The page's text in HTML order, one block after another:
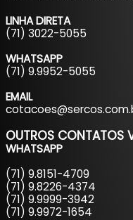
LINHA DIRETA
(71) 3022-5055
WHATSAPP
(71) 9.9952-5055
EMAIL
OUTROS CONTATOS
WHATSAPP
(71) 9.8151-4709
(71) 9.8226-4374
(71) 9.9999-3942
(71) 9.9972-1654